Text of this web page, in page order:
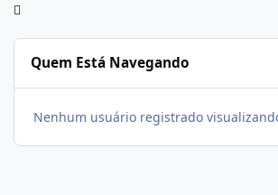
Quem Está Navegando
Nenhum usuário registrado